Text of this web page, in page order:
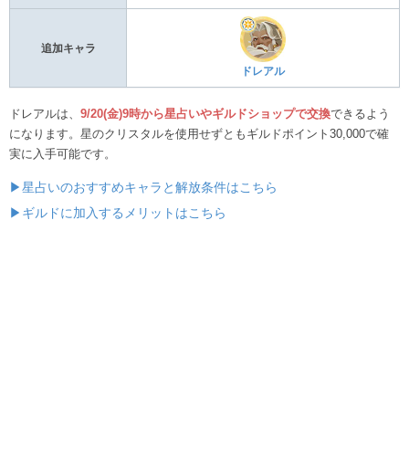
追加キャラ
ドレアル
ドレアルは、 9/20(金)9時から星占いやギルドショップで交換できるよう
になります。星のクリスタルを使用せずともギルドポイント30,000で確
実に入手可能です。
▶星占いのおすすめキャラと解放条件はこちら
▶ギルドに加入するメリットはこちら